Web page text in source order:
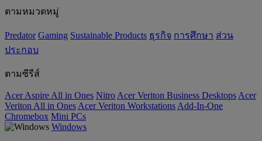
ตามหมวดหมู่
Predator Gaming ‌Sustainable Products ธุรกิจ การศึกษา ส่วน
ประกอบ
ตามซีรีส์
Acer Aspire All in Ones Nitro Acer Veriton Business Desktops Acer
Veriton All in Ones Acer Veriton Workstations Add-In-One
Chromebox Mini PCs
Windows